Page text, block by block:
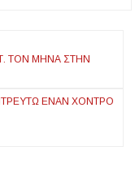
ΤΟΝ ΜΉΝΑ ΣΤΗΝ
ΈΝΑΝ ΧΟΝΤΡΌ